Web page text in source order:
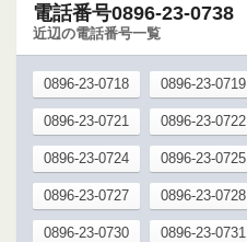
電話番号0896-23-0738
近辺の電話番号一覧
0896-23-0718 0896-23-0719
0896-23-0721 0896-23-0722
0896-23-0724 0896-23-0725
0896-23-0727 0896-23-0728
0896-23-0730 0896-23-0731